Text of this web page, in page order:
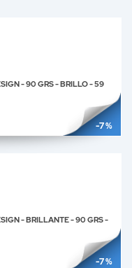
-7 %
- 90 GRS - BRILLO - 59
-7 %
- BRILLANTE - 90 GRS -